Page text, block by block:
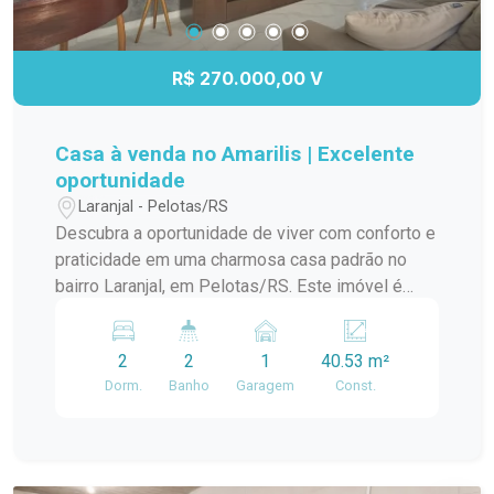
R$ 270.000,00 V
Casa à venda no Amarilis | Excelente
oportunidade
Laranjal - Pelotas/RS
Descubra a oportunidade de viver com conforto e
praticidade em uma charmosa casa padrão no
bairro Laranjal, em Pelotas/RS. Este imóvel é
bem localizado. A casa conta com amplos
ambientes, proporcionando uma ótima circulação
e iluminação natural. A sala de estar é perfeita
2
Dorm.
2
Banho
1
Garagem
40.53 m²
Const.